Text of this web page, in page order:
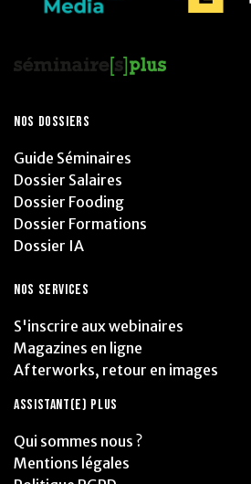
NOS DOSSIERS
Guide Séminaires
Dossier Salaires
Dossier Fooding
Dossier Formations
Dossier IA
NOS SERVICES
S'inscrire aux webinaires
Magazines en ligne
Afterworks, retour en images
ASSISTANT(E) PLUS
Qui sommes nous ?
Mentions légales